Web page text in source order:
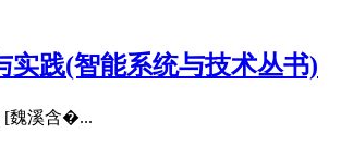
实践(智能系统与技术丛书)
[魏溪含�...